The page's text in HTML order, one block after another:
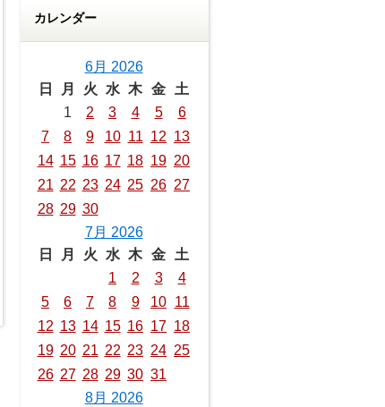
カレンダー
6月 2026
日
月 火 水 木 金
土
1
2 3 4 5
6
7
8 9 10 11 12 13
14 15 16 17 18 19 20
21 22 23 24 25 26 27
28 29 30
7月 2026
日
月 火 水 木 金
土
1
2 3
4
5
6 7 8 9 10 11
12 13 14 15 16 17 18
19 20 21 22 23 24 25
26 27 28 29 30 31
8月 2026